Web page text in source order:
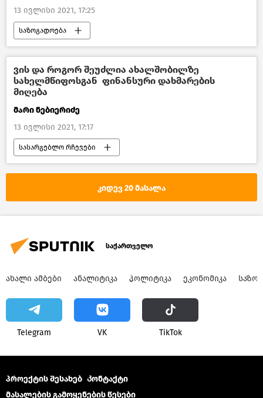
13 ივლისი 2021, 17:25
საზოგადოება
ქართველი ცნობადი სახეები
საქართველო
ვის და როგორ შეუძლია ახალშობილზე
სახელმწიფოსგან ფინანსური დახმარების
მიღება
მარი ნებიერიძე
13 ივლისი 2021, 17:17
სასარგებლო რჩევები
წასაკითხი ამბები საქართველო
კიდევ 20 მასალა
საქართველო
ᲐᲮᲐᲚᲘ ᲐᲛᲑᲔᲑᲘ ᲐᲜᲐᲚᲘᲢᲘᲙᲐ ᲞᲝᲚᲘᲢᲘᲙᲐ ᲔᲙᲝᲜᲝᲛᲘᲙᲐ
Telegram VK ТikТоk
პროექტის შესახებ Კონტაქტი
მასალების გამოყენების წესები